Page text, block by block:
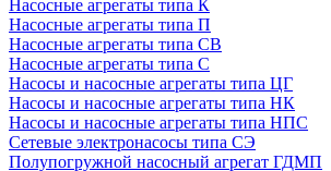
Насосные агрегаты типа К
Насосные агрегаты типа П
Насосные агрегаты типа СВ
Насосные агрегаты типа С
Насосы и насосные агрегаты типа ЦГ
Насосы и насосные агрегаты типа НК
Насосы и насосные агрегаты типа НПС
Сетевые электронасосы типа СЭ
Полупогружной насосный агрегат ГДМП